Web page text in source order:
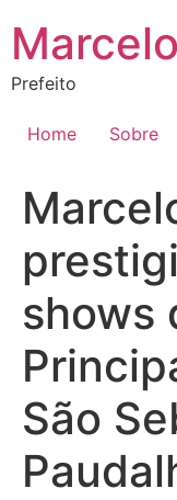
para
conteúdo
Prefeito
Home Sobre
shows
São